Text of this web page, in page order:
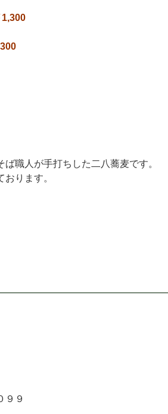
職人が手打ちした二八蕎麦です。
ります。
９９